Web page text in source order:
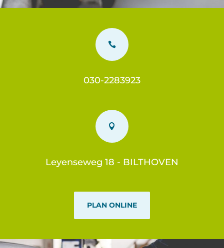

030-2283923

Leyenseweg 18 - BILTHOVEN
PLAN ONLINE